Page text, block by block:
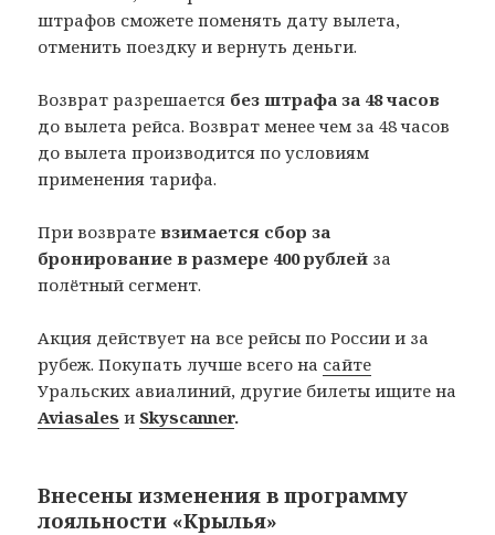
штрафов сможете поменять дату вылета,
отменить поездку и вернуть деньги.
Возврат разрешается без штрафа за 48 часов
до вылета рейса. Возврат менее чем за 48 часов
до вылета производится по условиям
применения тарифа.
При возвратевзимается сбор за
бронирование в размере 400 рублей за
полётный сегмент.
Акция действует на все рейсы по России и за
рубеж. Покупать лучше всего на сайте
Уральских авиалиний, другие билеты ищите на
Aviasales и Skyscanner.
Внесены изменения в программу
лояльности «Крылья»